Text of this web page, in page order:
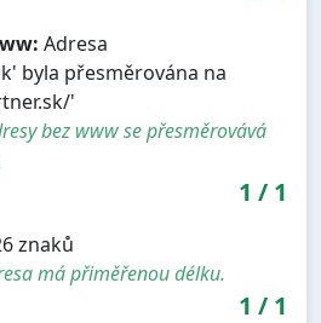
Adresa
byla přesměrována na
'
bez www se přesměrovává
1 / 1
znaků
má přiměřenou délku.
1 / 1